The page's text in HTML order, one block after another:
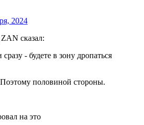
2024
сказал:
сразу - будете в зону дропаться
половиной стороны.
на это